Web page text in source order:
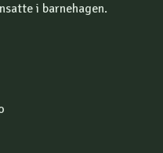
i barnehagen.